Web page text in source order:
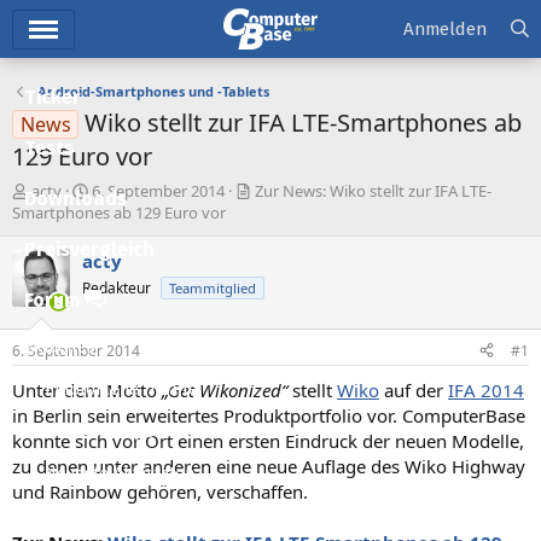
Ticker
Tests
Downloads
Preisvergleich
Forum
Aktuelles
Empfohlene Inhalte
Neue Beiträge
Neueste Aktivitäten
Anmelden
Android-Smartphones und -Tablets
News Wiko stellt zur IFA LTE-Smartphones ab
129 Euro vor
E
r
t
e
l
e
r
acty
E
r
t
a
m
6. September 2014
Zur News: Wiko stellt zur IFA LTE-
Smartphones ab 129 Euro vor
acty
Redakteur Teammitglied
6. September 2014 #1
Unter dem Motto „Get Wikonized“stellt Wiko auf der IFA 2014
in Berlin sein erweitertes Produktportfolio vor. ComputerBase
konnte sich vor Ort einen ersten Eindruck der neuen Modelle,
zu denen unter anderen eine neue Auflage des Wiko Highway
und Rainbow gehören, verschaffen.